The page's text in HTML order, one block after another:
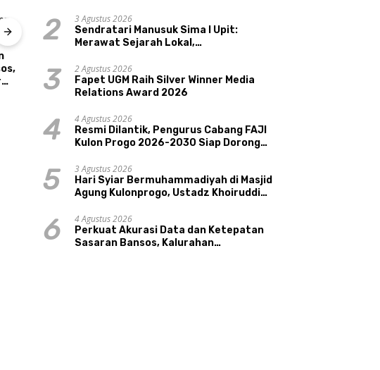
Cabang FAJI Kulon Progo
2026-2030 Siap Dorong
Tourism Sungai Progo
Upit: Merawat Sejarah Lokal,
Kepamongan DIY
2
3 Agustus 2026
Sendratari Manusuk Sima I Upit:
Merawat Sejarah Lokal,
Pariwisata, dan Ekologi Klaten
3
2 Agustus 2026
Fapet UGM Raih Silver Winner Media
Relations Award 2026
4
4 Agustus 2026
Resmi Dilantik, Pengurus Cabang FAJI
Kulon Progo 2026-2030 Siap Dorong
Sungai Progo
5
3 Agustus 2026
Hari Syiar Bermuhammadiyah di Masjid
Agung Kulonprogo, Ustadz Khoiruddin
Sakinah Adalah Agama
6
4 Agustus 2026
Perkuat Akurasi Data dan Ketepatan
Sasaran Bansos, Kalurahan